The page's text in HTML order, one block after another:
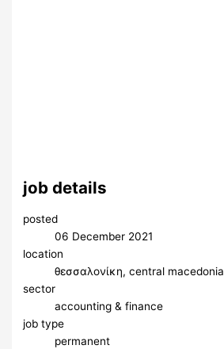
job details
posted
06 December 2021
location
θεσσαλονίκη, central macedonia
sector
accounting & finance
job type
permanent